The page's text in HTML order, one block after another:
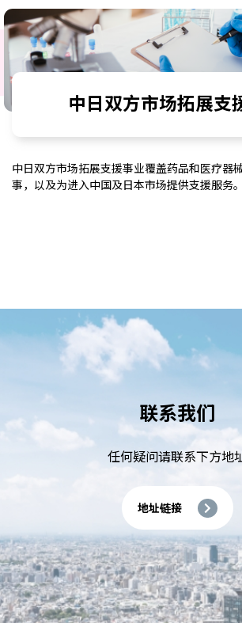
中日双方市场拓展支
中日双方市场拓展支援事业覆盖药品和医疗器
事，以及为进入中国及日本市场提供支援服务。
联系我们
任何疑问请联系下⽅地
地址链接